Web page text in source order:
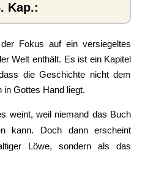
Kap.:
Fokus auf ein versiegeltes
Welt enthält. Es ist ein Kapitel
die Geschichte nicht dem
in Gottes Hand liegt.
weint, weil niemand das Buch
kann. Doch dann erscheint
Löwe, sondern als das